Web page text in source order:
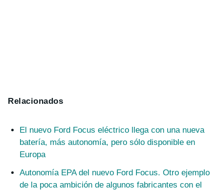
Relacionados
El nuevo Ford Focus eléctrico llega con una nueva
batería, más autonomía, pero sólo disponible en
Europa
Autonomía EPA del nuevo Ford Focus. Otro ejemplo
de la poca ambición de algunos fabricantes con el